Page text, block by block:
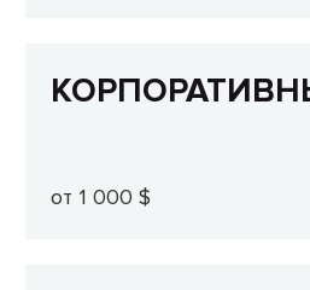
от 1 000 $